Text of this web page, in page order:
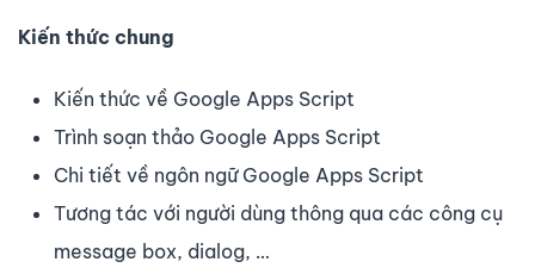
Kiến thức chung
Kiến thức về Google Apps Script
Trình soạn thảo Google Apps Script
Chi tiết về ngôn ngữ Google Apps Script
Tương tác với người dùng thông qua các công cụ
message box, dialog, …